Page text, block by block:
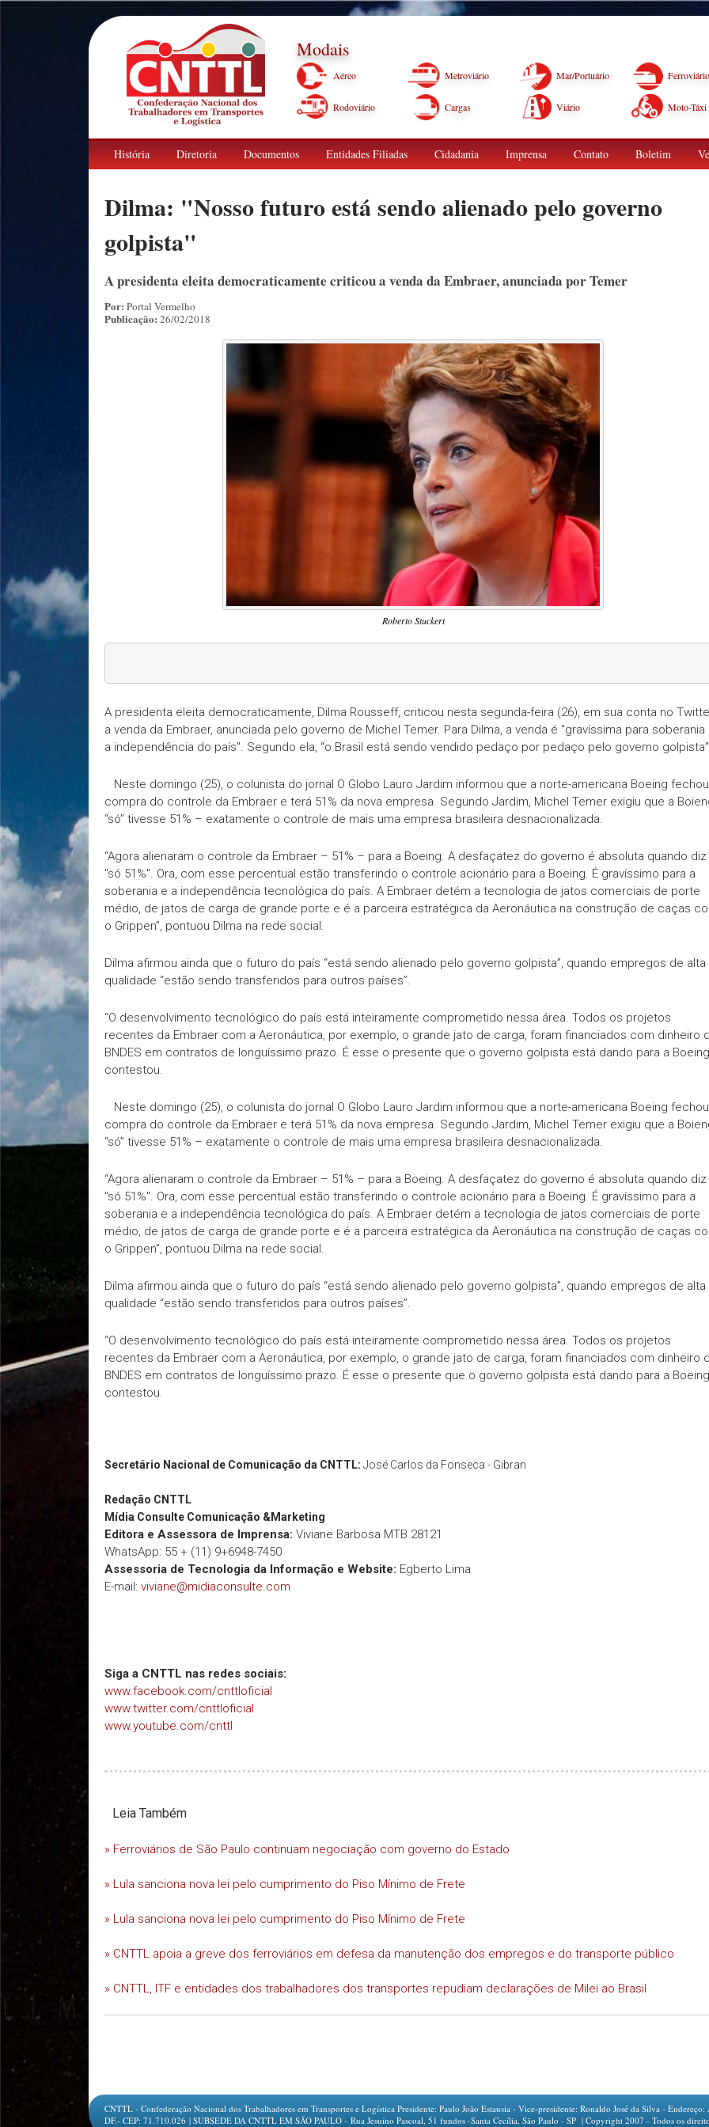
Modais
Aéreo Metroviário Mar/Portuário Ferroviário
Rodoviário Cargas Viário Moto-Táxi
História Diretoria Documentos Entidades Filiadas Cidadania Imprensa Contato Boletim
Dilma: "Nosso futuro está sendo alienado pelo governo
golpista"
A presidenta eleita democraticamente criticou a venda da Embraer, anunciada por Temer
Por: Portal Vermelho
Publicação: 26/02/2018
Roberto Stuckert
A presidenta eleita democraticamente, Dilma Rousseff, criticou nesta segunda-feira (26), em sua conta no
a venda da Embraer, anunciada pelo governo de Michel Temer. Para Dilma, a venda é "gravíssima para soberania
a independência do país". Segundo ela, “o Brasil está sendo vendido pedaço por pedaço pelo governo
Neste domingo (25), o colunista do jornal O Globo Lauro Jardim informou que a norte-americana Boeing
compra do controle da Embraer e terá 51% da nova empresa. Segundo Jardim, Michel Temer exigiu que a
“só” tivesse 51% – exatamente o controle de mais uma empresa brasileira desnacionalizada.
“Agora alienaram o controle da Embraer – 51% – para a Boeing. A desfaçatez do governo é absoluta quando diz
"só 51%". Ora, com esse percentual estão transferindo o controle acionário para a Boeing. É gravíssimo para a
soberania e a independência tecnológica do país. A Embraer detém a tecnologia de jatos comerciais de porte
médio, de jatos de carga de grande porte e é a parceira estratégica da Aeronáutica na construção de caças
o Grippen”, pontuou Dilma na rede social.
Dilma afirmou ainda que o futuro do país “está sendo alienado pelo governo golpista”, quando empregos de alta
qualidade “estão sendo transferidos para outros países”.
“O desenvolvimento tecnológico do país está inteiramente comprometido nessa área. Todos os projetos
recentes da Embraer com a Aeronáutica, por exemplo, o grande jato de carga, foram financiados com dinheiro
BNDES em contratos de longuíssimo prazo. É esse o presente que o governo golpista está dando para a
contestou.
Neste domingo (25), o colunista do jornal O Globo Lauro Jardim informou que a norte-americana Boeing
compra do controle da Embraer e terá 51% da nova empresa. Segundo Jardim, Michel Temer exigiu que a
“só” tivesse 51% – exatamente o controle de mais uma empresa brasileira desnacionalizada.
“Agora alienaram o controle da Embraer – 51% – para a Boeing. A desfaçatez do governo é absoluta quando diz
"só 51%". Ora, com esse percentual estão transferindo o controle acionário para a Boeing. É gravíssimo para a
soberania e a independência tecnológica do país. A Embraer detém a tecnologia de jatos comerciais de porte
médio, de jatos de carga de grande porte e é a parceira estratégica da Aeronáutica na construção de caças
o Grippen”, pontuou Dilma na rede social.
Dilma afirmou ainda que o futuro do país “está sendo alienado pelo governo golpista”, quando empregos de alta
qualidade “estão sendo transferidos para outros países”.
“O desenvolvimento tecnológico do país está inteiramente comprometido nessa área. Todos os projetos
recentes da Embraer com a Aeronáutica, por exemplo, o grande jato de carga, foram financiados com dinheiro
BNDES em contratos de longuíssimo prazo. É esse o presente que o governo golpista está dando para a
contestou.
Secretário Nacional de Comunicação da CNTTL: José Carlos da Fonseca - Gibran
Redação CNTTL
Mídia Consulte Comunicação &Marketing
Editora e Assessora de Imprensa: Viviane Barbosa MTB 28121
WhatsApp: 55 + (11) 9+6948-7450
Assessoria de Tecnologia da Informação e Website: Egberto Lima
E-mail: viviane@midiaconsulte.com
Siga a CNTTL nas redes sociais:
www.facebook.com/cnttloficial
www.twitter.com/cnttloficial
www.youtube.com/cnttl
Leia Também
» Ferroviários de São Paulo continuam negociação com governo do Estado
» Lula sanciona nova lei pelo cumprimento do Piso Mínimo de Frete
» Lula sanciona nova lei pelo cumprimento do Piso Mínimo de Frete
» CNTTL apoia a greve dos ferroviários em defesa da manutenção dos empregos e do transporte público
» CNTTL, ITF e entidades dos trabalhadores dos transportes repudiam declarações de Milei ao Brasil
CNTTL - Confederação Nacional dos Trabalhadores em Transportes e Logística Presidente: Paulo João Estausia - Vice-presidente: Ronaldo José da Silva -
DF.- CEP: 71.710.026 | SUBSEDE DA CNTTL EM SÃO PAULO - Rua Jesuíno Pascoal, 51 fundos -Santa Cecília, São Paulo - SP | Copyright 2007 - Todos os